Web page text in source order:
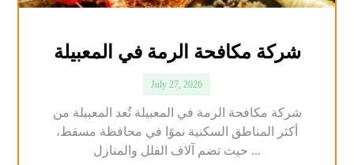
شركة مكافحة الرمة في المعبيلة
July 27, 2026
شركة مكافحة الرمة في المعبيلة تُعد المعبيلة من
أكثر المناطق السكنية نموًا في محافظة مسقط،
حيث تضم آلاف الفلل والمنازل ...